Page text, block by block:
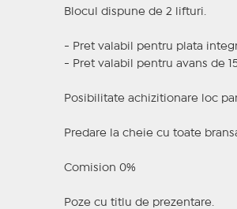
Blocul dispune de 2 lifturi.
- Pret valabil pentru plata
- Pret valabil pentru avans de
Posibilitate achizitionare loc
Predare la cheie cu toate
Comision 0%
Poze cu titlu de prezentare.